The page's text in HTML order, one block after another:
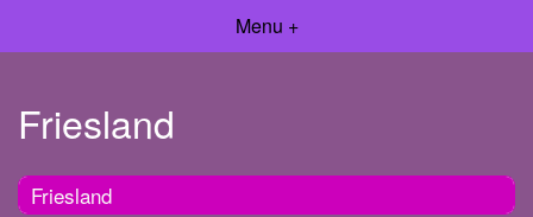
Menu +
Friesland
Friesland